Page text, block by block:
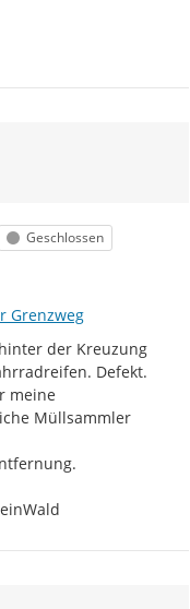
Status
Geschlossen
Grenzweg
der Kreuzung
Defekt.
meine
Müllsammler